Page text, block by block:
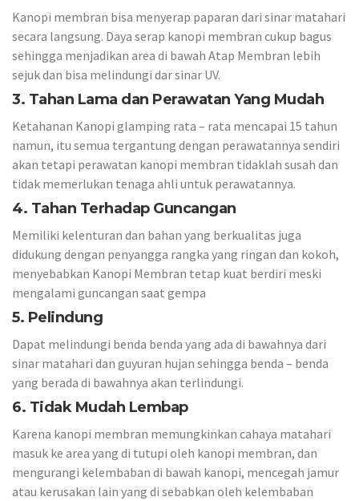
Kanopi membran bisa menyerap paparan dari sinar matahari
secara langsung. Daya serap kanopi membran cukup bagus
sehingga menjadikan area di bawah Atap Membran lebih
sejuk dan bisa melindungi dar sinar UV.
3. Tahan Lama dan Perawatan Yang Mudah
Ketahanan Kanopi glamping rata – rata mencapai 15 tahun
namun, itu semua tergantung dengan perawatannya sendiri
akan tetapi perawatan kanopi membran tidaklah susah dan
tidak memerlukan tenaga ahli untuk perawatannya.
4. Tahan Terhadap Guncangan
Memiliki kelenturan dan bahan yang berkualitas juga
didukung dengan penyangga rangka yang ringan dan kokoh,
menyebabkan Kanopi Membran tetap kuat berdiri meski
mengalami guncangan saat gempa
5. Pelindung
Dapat melindungi benda benda yang ada di bawahnya dari
sinar matahari dan guyuran hujan sehingga benda – benda
yang berada di bawahnya akan terlindungi.
6. Tidak Mudah Lembap
Karena kanopi membran memungkinkan cahaya matahari
masuk ke area yang di tutupi oleh kanopi membran, dan
mengurangi kelembaban di bawah kanopi, mencegah jamur
atau kerusakan lain yang di sebabkan oleh kelembaban